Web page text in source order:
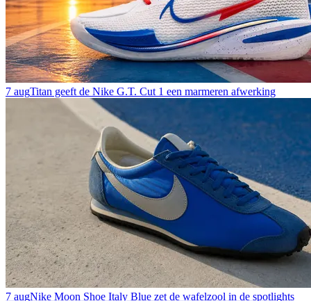
7 augTitan geeft de Nike G.T. Cut 1 een marmeren afwerking
7 augNike Moon Shoe Italy Blue zet de wafelzool in de spotlights